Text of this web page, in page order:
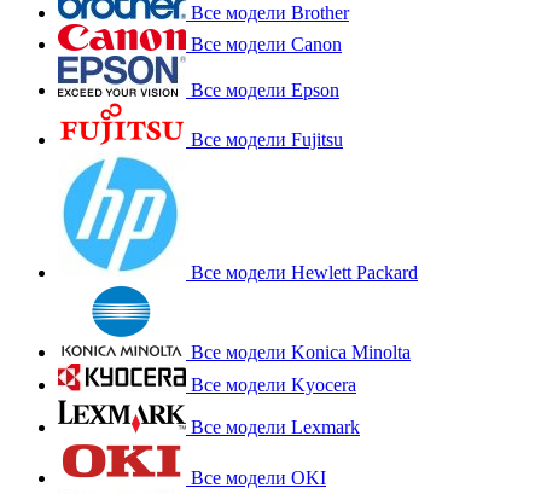
Все модели Brother
Все модели Canon
Все модели Epson
Все модели Fujitsu
Все модели Hewlett Packard
Все модели Konica Minolta
Все модели Kyocera
Все модели Lexmark
Все модели OKI